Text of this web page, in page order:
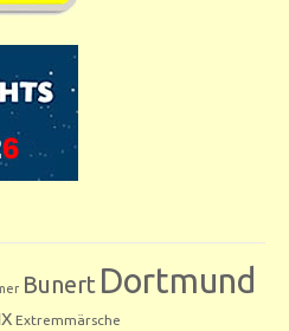
Bunert Dortmund
Extremmärsche